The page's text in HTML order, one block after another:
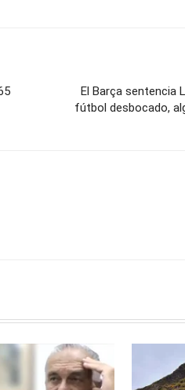
El Barça sentencia
fútbol desbocado,